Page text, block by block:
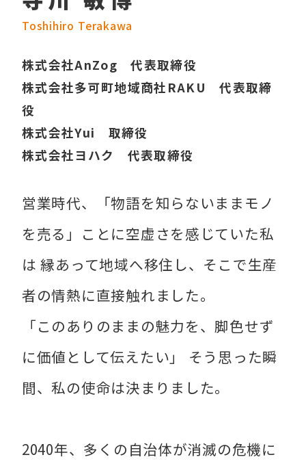
Toshihiro Terakawa
株式会社AnZog 代表取締役
株式会社多可町地域商社RAKU 代表取締
役
株式会社Yui 取締役
株式会社ヨハク 代表取締役
営業時代、「物語を知らないままモノ
を売る」ことに空虚さを感じていた私
は 縁あって地域へ移住し、そこで生産
者の情熱に直接触れました。
「このありのままの魅力を、脚色せず
に価値として伝えたい」 そう思った瞬
間、私の使命は決まりました。
2040年、多くの自治体が消滅の危機に